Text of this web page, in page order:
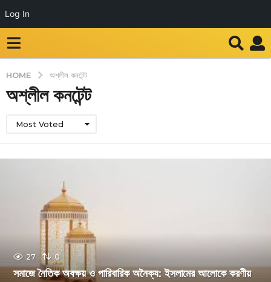
Log In
HOME অশ্লীল কনটেন্ট
অশ্লীল কনটেন্ট
Most Voted
27 0
সমাজে নৈতিক অবক্ষয় ও পারিবারিক অনৈক্য: ইসলামের আলোকে করণীয়